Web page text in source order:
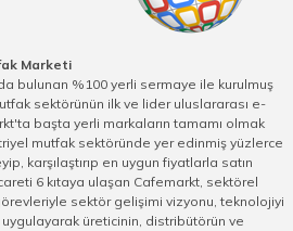
Marketi
bulunan %100 yerli sermaye ile kurulmuş
sektörünün ilk ve lider uluslararası e-
başta yerli markaların tamamı olmak
mutfak sektöründe yer edinmiş yüzlerce
karşılaştırıp en uygun fiyatlarla satın
6 kıtaya ulaşan Cafemarkt, sektörel
sektör gelişimi vizyonu, teknolojiyi
üreticinin, distribütörün ve